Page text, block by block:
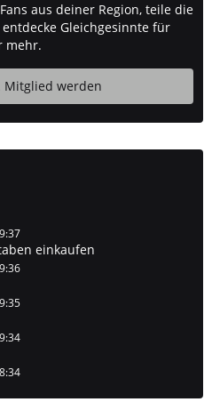
aus deiner Region, teile die
Gleichgesinnte für
mehr.
Mitglied werden
einkaufen